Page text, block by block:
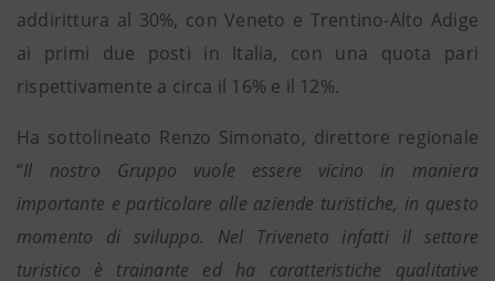
addirittura al 30%, con Veneto e Trentino-Alto Adige
ai primi due posti in Italia, con una quota pari
rispettivamente a circa il 16% e il 12%.
Ha sottolineato Renzo Simonato, direttore regionale
“Il nostro Gruppo vuole essere vicino in maniera
importante e particolare alle aziende turistiche, in questo
momento di sviluppo. Nel Triveneto infatti il settore
turistico è trainante ed ha caratteristiche qualitative